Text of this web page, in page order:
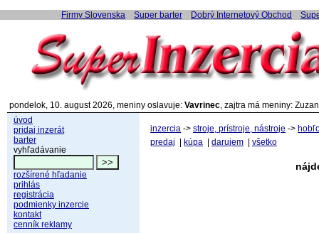
Firmy Slovenska Super barter Dobrý Internetový Obchod
pondelok, 10. august 2026, meniny oslavuje: Vavrinec, zajtra má meniny:
úvod
pridaj inzerát
barter
vyhľadávanie
rozšírené hľadanie
prihlás
registrácia
podmienky inzercie
kontakt
cenník reklamy
inzercia -> stroje, prístroje, nástroje ->
predaj
kúpa darujem všetko